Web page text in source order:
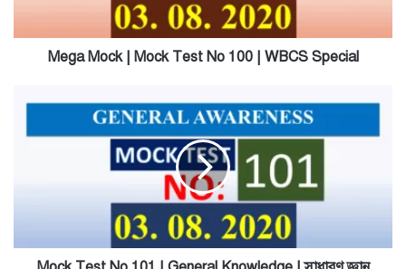
WBCS
SpecialMega Mock | Mock Test No 100 | WBCS Special
No
সাধারণ